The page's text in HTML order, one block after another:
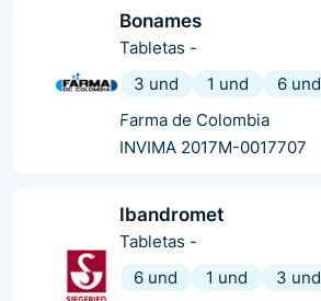
Bonames
Tabletas -
3 und
1 und
6 und
Farma de Colombia
INVIMA 2017M-0017707
Ibandromet
Tabletas -
6 und
1 und 3 und